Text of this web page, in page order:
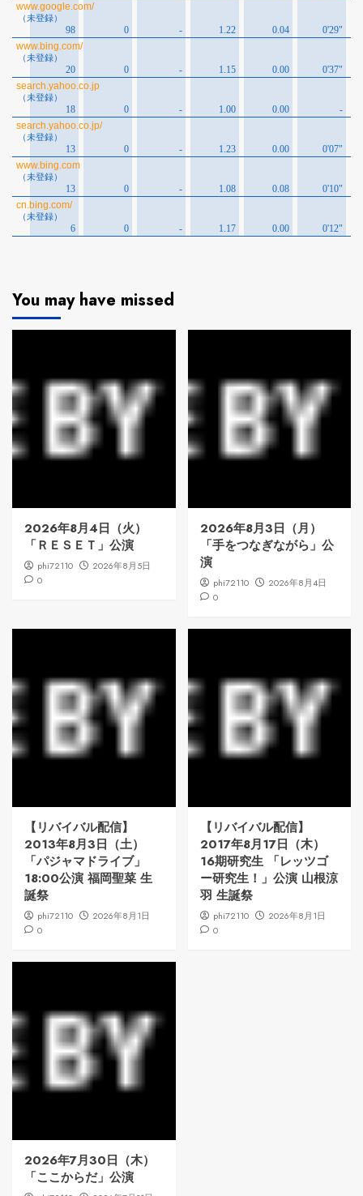
You may have missed
2026年8月4日（火）
「ＲＥＳＥＴ」公演
phi72110
2026年8月5日
0
2026年8月3日（月）
「手をつなぎながら」公
演
phi72110
2026年8月4日
0
【リバイバル配信】
2013年8月3日（土）
「パジャマドライブ」
18:00公演 福岡聖菜 生
誕祭
phi72110
2026年8月1日
0
【リバイバル配信】
2017年8月17日（木）
16期研究生 「レッツゴ
ー研究生！」公演 山根涼
羽 生誕祭
phi72110
2026年8月1日
0
2026年7月30日（木）
「ここからだ」公演